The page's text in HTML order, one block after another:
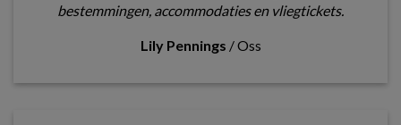
bestemmingen, accommodaties en vliegtickets.
Lily Pennings /Oss